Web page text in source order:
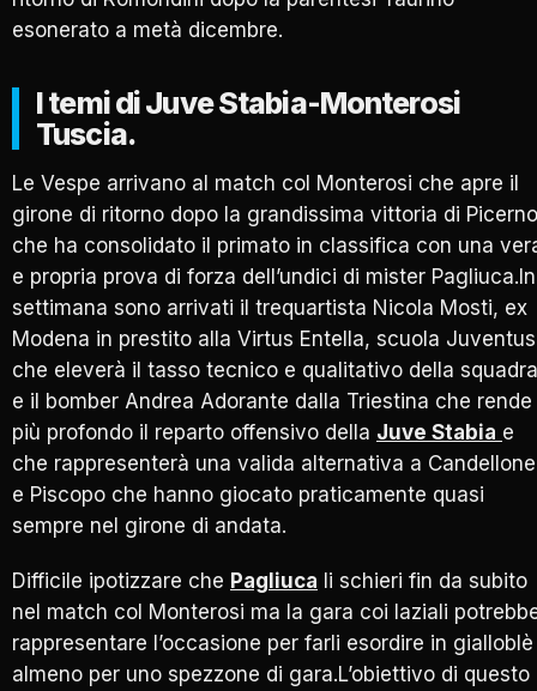
esonerato a metà dicembre.
I temi di Juve Stabia-Monterosi
Tuscia.
Le Vespe arrivano al match col Monterosi che apre il
girone di ritorno dopo la grandissima vittoria di Picerno
che ha consolidato il primato in classifica con una
e propria prova di forza dell’undici di mister Pagliuca.In
settimana sono arrivati il trequartista Nicola Mosti, ex
Modena in prestito alla Virtus Entella, scuola
che eleverà il tasso tecnico e qualitativo della squadra
e il bomber Andrea Adorante dalla Triestina che rende
più profondo il reparto offensivo della Juve Stabia e
che rappresenterà una valida alternativa a Candellone
e Piscopo che hanno giocato praticamente quasi
sempre nel girone di andata.
Difficile ipotizzare che Pagliuca li schieri fin da subito
nel match col Monterosi ma la gara coi laziali
rappresentare l’occasione per farli esordire in gialloblè
almeno per uno spezzone di gara.L’obiettivo di questo